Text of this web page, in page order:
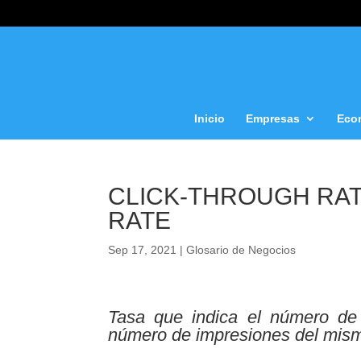
Inicio Empresas
CLICK-THROUGH
RATE
Sep 17, 2021 |Glosario de Negocios
Tasa que indica el número
número de impresiones del